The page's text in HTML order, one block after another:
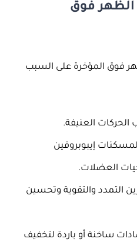
الظهر فوق
فوق المؤخرة على السبب
الحركات العنيفة.
إيبوبروفين
العضلات.
التمدد والتقوية وتحسين
ساخنة أو باردة لتخفيف